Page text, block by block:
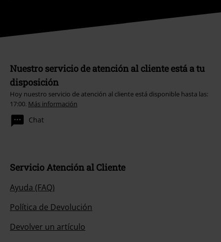
Nuestro servicio de atención al cliente está a tu
disposición
Hoy nuestro servicio de atención al cliente está disponible hasta las:
17:00. Más información
Chat
Servicio Atención al Cliente
Ayuda (FAQ)
Política de Devolución
Devolver un artículo